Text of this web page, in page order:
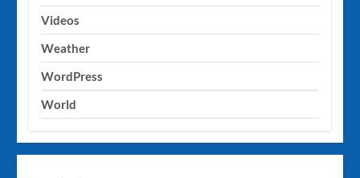
Videos
Weather
WordPress
World